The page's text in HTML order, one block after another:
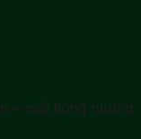
– một trong những